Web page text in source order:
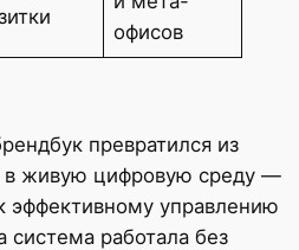
офисов
превратился из
в живую цифровую среду —
эффективному управлению
система работала без